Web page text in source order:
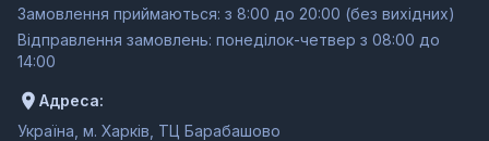
Замовлення приймаються: з 8:00 до 20:00 (без вихідних)
Відправлення замовлень: понеділок-четвер з 08:00 до
14:00
Адреса:
Україна, м. Харків, ТЦ Барабашово